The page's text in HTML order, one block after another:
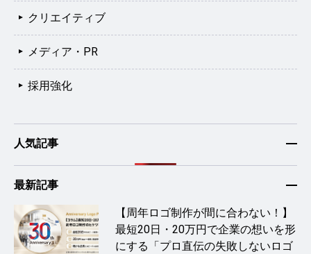
クリエイティブ
メディア・PR
採用強化
人気記事
最新記事
【周年ロゴ制作が間に合わない！】
最短20日・20万円で企業の想いを形
にする「プロ直伝の失敗しないロゴ